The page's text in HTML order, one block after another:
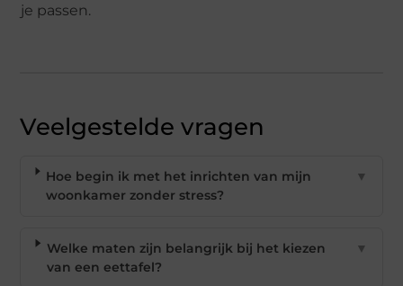
je passen.
Veelgestelde vragen
Hoe begin ik met het inrichten van mijn
woonkamer zonder stress?
▼
Welke maten zijn belangrijk bij het kiezen
van een eettafel?
▼